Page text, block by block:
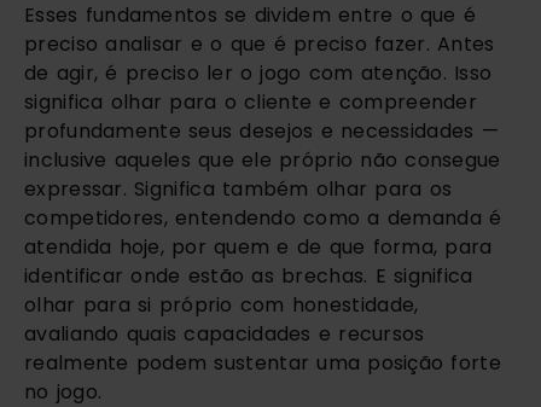
Esses fundamentos se dividem entre o que é
preciso analisar e o que é preciso fazer. Antes
de agir, é preciso ler o jogo com atenção. Isso
significa olhar para o cliente e compreender
profundamente seus desejos e necessidades —
inclusive aqueles que ele próprio não consegue
expressar. Significa também olhar para os
competidores, entendendo como a demanda é
atendida hoje, por quem e de que forma, para
identificar onde estão as brechas. E significa
olhar para si próprio com honestidade,
avaliando quais capacidades e recursos
realmente podem sustentar uma posição forte
no jogo.